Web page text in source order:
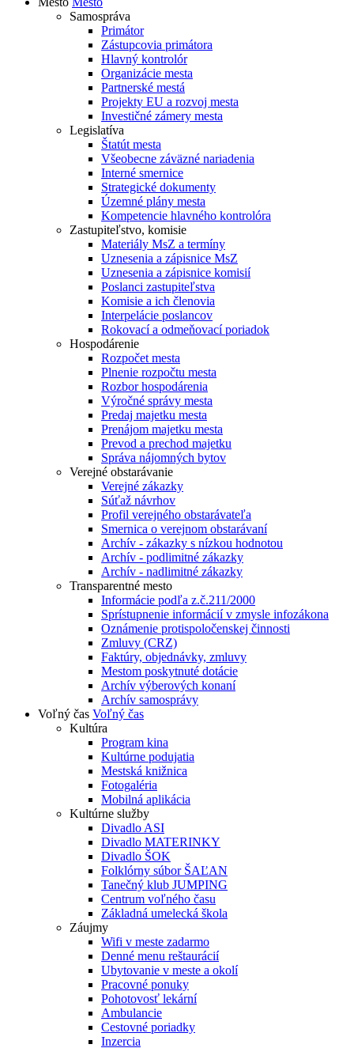
Samospráva
Primátor
Zástupcovia primátora
Hlavný kontrolór
Organizácie mesta
Partnerské mestá
Projekty EU a rozvoj mesta
Investičné zámery mesta
Legislatíva
Štatút mesta
Všeobecne záväzné nariadenia
Interné smernice
Strategické dokumenty
Územné plány mesta
Kompetencie hlavného kontrolóra
Zastupiteľstvo, komisie
Materiály MsZ a termíny
Uznesenia a zápisnice MsZ
Uznesenia a zápisnice komisií
Poslanci zastupiteľstva
Komisie a ich členovia
Interpelácie poslancov
Rokovací a odmeňovací poriadok
Hospodárenie
Rozpočet mesta
Plnenie rozpočtu mesta
Rozbor hospodárenia
Výročné správy mesta
Predaj majetku mesta
Prenájom majetku mesta
Prevod a prechod majetku
Správa nájomných bytov
Verejné obstarávanie
Verejné zákazky
Súťaž návrhov
Profil verejného obstarávateľa
Smernica o verejnom obstarávaní
Archív - zákazky s nízkou hodnotou
Archív - podlimitné zákazky
Archív - nadlimitné zákazky
Transparentné mesto
Informácie podľa z.č.211/2000
Sprístupnenie informácií v zmysle infozákona
Oznámenie protispoločenskej činnosti
Zmluvy (CRZ)
Faktúry, objednávky, zmluvy
Mestom poskytnuté dotácie
Archív výberových konaní
Archív samosprávy
Voľný čas Voľný čas
Kultúra
Program kina
Kultúrne podujatia
Mestská knižnica
Fotogaléria
Mobilná aplikácia
Kultúrne služby
Divadlo ASI
Divadlo MATERINKY
Divadlo ŠOK
Folklórny súbor ŠAĽAN
Tanečný klub JUMPING
Centrum voľného času
Základná umelecká škola
Záujmy
Wifi v meste zadarmo
Denné menu reštaurácií
Ubytovanie v meste a okolí
Pracovné ponuky
Pohotovosť lekární
Ambulancie
Cestovné poriadky
Inzercia